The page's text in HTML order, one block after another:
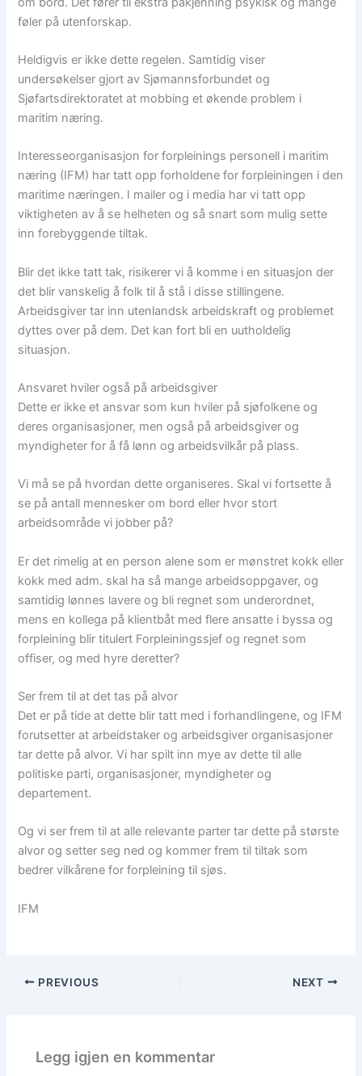
føler på utenforskap.
Heldigvis er ikke dette regelen. Samtidig viser
undersøkelser gjort av Sjømannsforbundet og
Sjøfartsdirektoratet at mobbing et økende problem i
maritim næring.
Interesseorganisasjon for forpleinings personell i maritim
næring (IFM) har tatt opp forholdene for forpleiningen i den
maritime næringen. I mailer og i media har vi tatt opp
viktigheten av å se helheten og så snart som mulig sette
inn forebyggende tiltak.
Blir det ikke tatt tak, risikerer vi å komme i en situasjon der
det blir vanskelig å folk til å stå i disse stillingene.
Arbeidsgiver tar inn utenlandsk arbeidskraft og problemet
dyttes over på dem. Det kan fort bli en uutholdelig
situasjon.
Ansvaret hviler også på arbeidsgiver
Dette er ikke et ansvar som kun hviler på sjøfolkene og
deres organisasjoner, men også på arbeidsgiver og
myndigheter for å få lønn og arbeidsvilkår på plass.
Vi må se på hvordan dette organiseres. Skal vi fortsette å
se på antall mennesker om bord eller hvor stort
arbeidsområde vi jobber på?
Er det rimelig at en person alene som er mønstret kokk eller
kokk med adm. skal ha så mange arbeidsoppgaver, og
samtidig lønnes lavere og bli regnet som underordnet,
mens en kollega på klientbåt med flere ansatte i byssa og
forpleining blir titulert Forpleiningssjef og regnet som
offiser, og med hyre deretter?
Ser frem til at det tas på alvor
Det er på tide at dette blir tatt med i forhandlingene, og IFM
forutsetter at arbeidstaker og arbeidsgiver organisasjoner
tar dette på alvor. Vi har spilt inn mye av dette til alle
politiske parti, organisasjoner, myndigheter og
departement.
Og vi ser frem til at alle relevante parter tar dette på største
alvor og setter seg ned og kommer frem til tiltak som
bedrer vilkårene for forpleining til sjøs.
IFM
PREVIOUS NEXT
Legg igjen en kommentar